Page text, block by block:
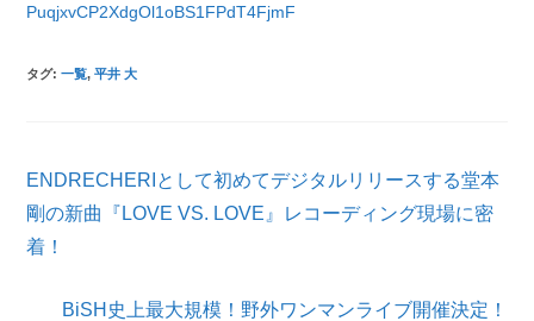
PuqjxvCP2XdgOl1oBS1FPdT4FjmF
タグ:一覧, 平井 大
の
他
の
記
ENDRECHERIとして初めてデジタルリリースする堂本
剛の新曲『LOVE VS. LOVE』レコーディング現場に密
着！
BiSH史上最大規模！野外ワンマンライブ開催決定！